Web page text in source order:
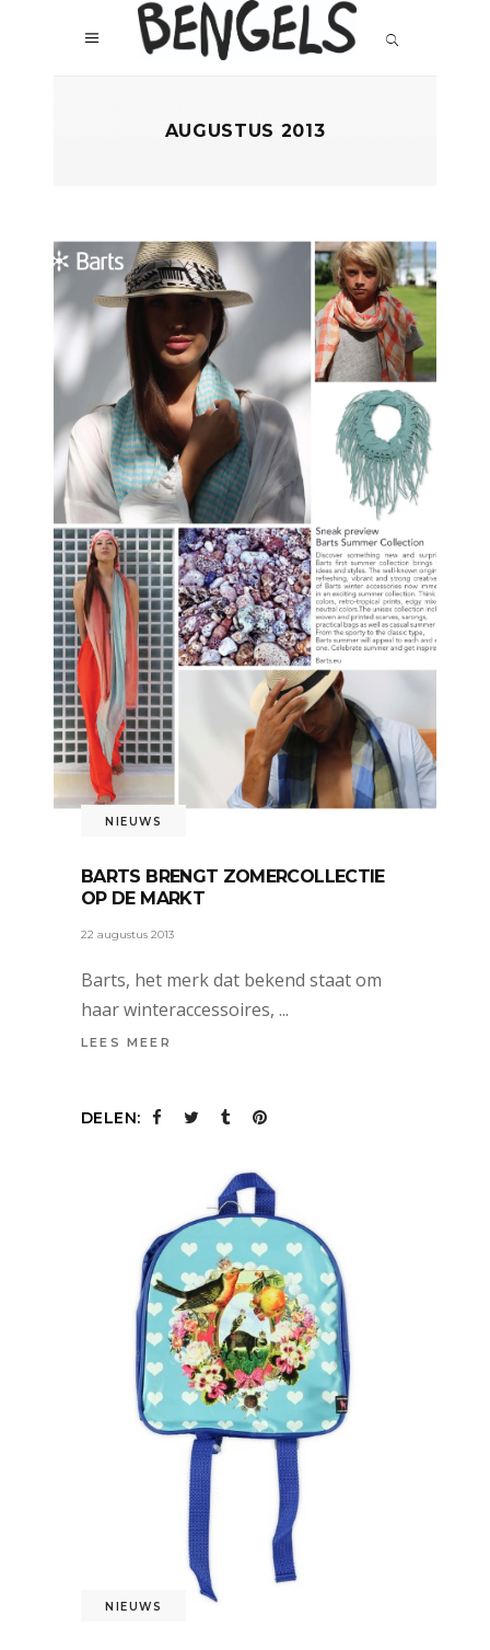
AUGUSTUS 2013
NIEUWS
BARTS BRENGT ZOMERCOLLECTIE
OP DE MARKT
22 augustus 2013
Barts, het merk dat bekend staat om
haar winteraccessoires,
LEES MEER
DELEN:
NIEUWS